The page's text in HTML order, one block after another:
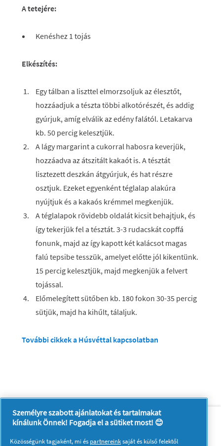
A tetejére:
Kenéshez 1 tojás
Elkészítés:
Egy tálban a liszttel elmorzsoljuk az élesztőt,
hozzáadjuk a tészta többi alkotórészét, és addig
gyúrjuk, amíg elválik az edény falától. Letakarva
kb. 50 percig kelesztjük.
A lágy margarint a cukorral habosra keverjük,
hozzáadva az átszitált kakaót is. A tésztát
lisztezett deszkán átgyúrjuk, és hat részre
osztjuk. Ezeket egyenként téglalap alakúra
nyújtjuk és a kakaós krémmel megkenjük.
A téglalapok rövidebb oldalát kicsit behajtjuk, és
így tekerjük fel a tésztát. 3-3 rudacskát copffá
fonunk, majd az így kapott két kalácsot magas
falú tepsibe tesszük, amelyet előtte jól kikentünk.
15 percig kelesztjük, majd megkenjük a felvert
tojással.
Előmelegített sütőben kb. 180 fokon 30-35 percig
sütjük, majd ha kihűlt, tálaljuk.
További cikkek a Húsvéttal kapcsolatban
Rólunk
Kapcsolatfelvétel
A pg.com felkeresése
Személyre szabott ajánlatokat és tartalmakat
kínálunk Önnek! Fogadja el a sütiket most! 😊
Közösségünk tagjaként, mi és partnereinksaját és külső felektől